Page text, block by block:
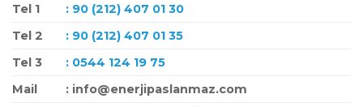
Tel 1
: 90 (212) 407 01 30
Tel 2
: 90 (212) 407 01 35
Tel 3
: 0544 124 19 75
Mail
: info@enerjipaslanmaz.com